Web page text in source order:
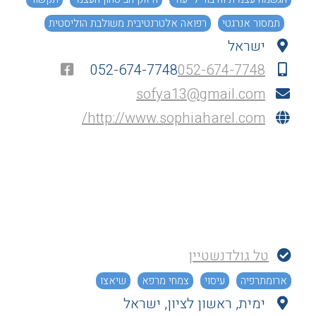
תמסור אנרגטי
רפואה אלטרנטיבית משולבת הוליסטית
ישראל
052-674-7748052-674-7748
sofya13@gmail.com
http://www.sophiaharel.com/
טל גולדנשטיין
ארומתרפיה עיסוי צמחי מרפא שיאצו
ימית, ראשון לציון, ישראל